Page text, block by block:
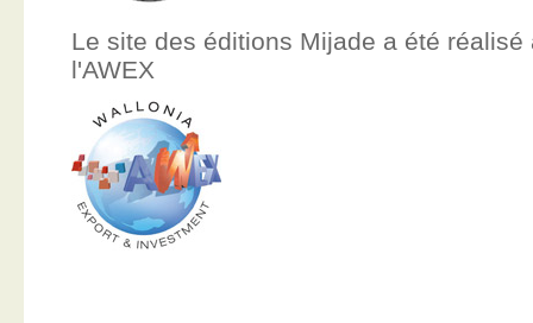
Le site des éditions Mijade a été réalisé
l'AWEX